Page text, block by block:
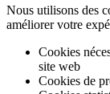
Nous utilisons des
améliorer votre
Cookies
site web
Cookies de